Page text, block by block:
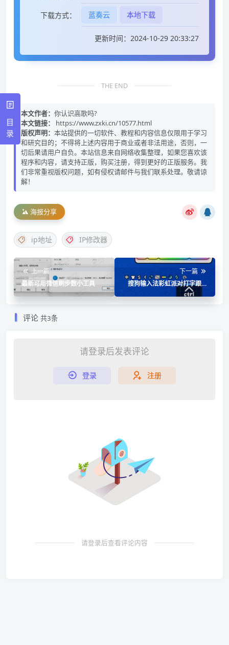
下载方式： 蓝奏云 本地下载
更新时间：2024-10-29 20:33:27
THE END
本文作者： 你认识高歌吗?
本文链接：
https://www.zxki.cn/10577.html
版权声明： 本站提供的一切软件、教程和内容信息仅限用于学习
和研究目的；不得将上述内容用于商业或者非法用途，否则，一
切后果请用户自负。本站信息来自网络收集整理，如果您喜欢该
程序和内容，请支持正版，购买注册，得到更好的正版服务。我
们非常重视版权问题，如有侵权请邮件与我们联系处理。敬请谅
解！
海报分享
ip地址 IP修改器
上一篇
最新可用微信刷步数小工具
下一篇
搜狗输入法彩虹派对打字跟随
动态皮肤
评论 共3条
请登录后发表评论
登录 注册
请登录后查看评论内容
目
录